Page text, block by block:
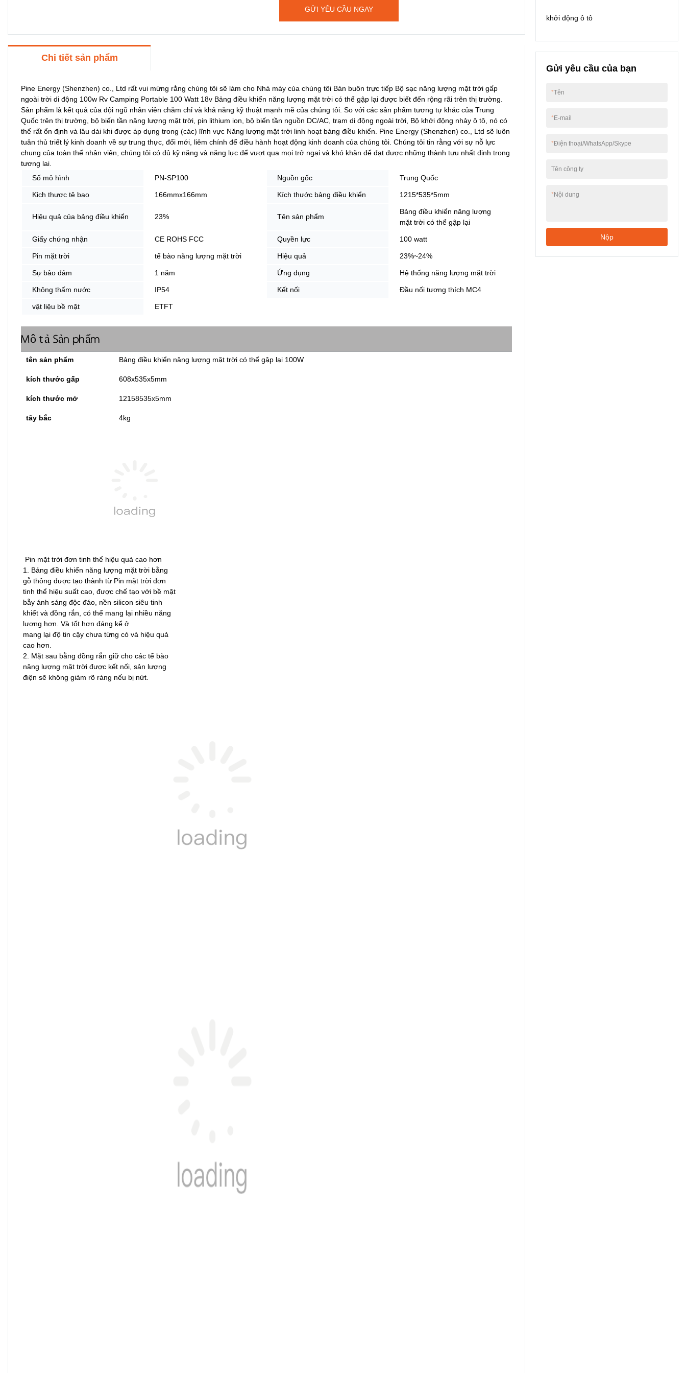
GỬI YÊU CẦU NGAY
Chi tiết sản phẩm
Pine Energy (Shenzhen) co., Ltd rất vui mừng rằng chúng tôi sẽ làm cho Nhà máy của chúng tôi Bán buôn trực tiếp Bộ sạc năng lượng mặt trời gấp
ngoài trời di động 100w Rv Camping Portable 100 Watt 18v Bảng điều khiển năng lượng mặt trời có thể gập lại được biết đến rộng rãi trên thị trường.
Sản phẩm là kết quả của đội ngũ nhân viên chăm chỉ và khả năng kỹ thuật mạnh mẽ của chúng tôi. So với các sản phẩm tương tự khác của Trung
Quốc trên thị trường, bộ biến tần năng lượng mặt trời, pin lithium ion, bộ biến tần nguồn DC/AC, trạm di động ngoài trời, Bộ khởi động nhảy ô tô, nó có
thể rất ổn định và lâu dài khi được áp dụng trong (các) lĩnh vực Năng lượng mặt trời linh hoạt bảng điều khiển. Pine Energy (Shenzhen) co., Ltd sẽ luôn
tuân thủ triết lý kinh doanh về sự trung thực, đổi mới, liêm chính để điều hành hoạt động kinh doanh của chúng tôi. Chúng tôi tin rằng với sự nỗ lực
chung của toàn thể nhân viên, chúng tôi có đủ kỹ năng và năng lực để vượt qua mọi trở ngại và khó khăn để đạt được những thành tựu nhất định trong
tương lai.
Số mô hình
PN-SP100 Nguồn gốc Trung Quốc
Kich thươc tê bao 166mmx166mm Kích thước bảng điều khiển 1215*535*5mm
Hiệu quả của bảng điều khiển 23% Tên sản phẩm
Bảng điều khiển năng lượng
mặt trời có thể gập lại
Giấy chứng nhận CE ROHS FCC Quyền lực 100 watt
Pin mặt trời tế bào năng lượng mặt trời Hiệu quả 23%~24%
Sự bảo đảm 1 năm Ứng dụng Hệ thống năng lượng mặt trời
Không thấm nước IP54 Kết nối Đầu nối tương thích MC4
vật liệu bề mặt ETFT
Mô tả Sản phẩm
tên sản phẩm Bảng điều khiển năng lượng mặt trời có thể gập lại 100W
kích thước gấp 608x535x5mm
kích thước mở 12158535x5mm
tây bắc 4kg
Pin mặt trời đơn tinh thể hiệu quả cao hơn
1. Bảng điều khiển năng lượng mặt trời bằng
gỗ thông được tạo thành từ Pin mặt trời đơn
tinh thể hiệu suất cao, được chế tạo với bề mặt
bẫy ánh sáng độc đáo, nền silicon siêu tinh
khiết và đồng rắn, có thể mang lại nhiều năng
lượng hơn. Và tốt hơn đáng kể ở
mang lại độ tin cậy chưa từng có và hiệu quả
cao hơn.
2. Mặt sau bằng đồng rắn giữ cho các tế bào
năng lượng mặt trời được kết nối, sản lượng
điện sẽ không giảm rõ ràng nếu bị nứt.
thiết kế khoa học và
hợp lý. Cấu trúc bên
ngoài của nó được
ứng tốt.
khởi động ô tô
Gửi yêu cầu của bạn
*Tên
*E-mail
*Điện thoại/WhatsApp/Skype
Tên công ty
*Nội dung
Nộp